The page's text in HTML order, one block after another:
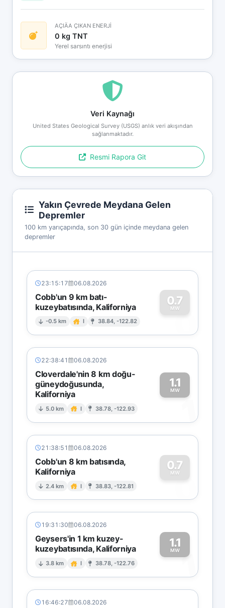
AÇIÄA ÇIKAN ENERJİ
0 kg TNT
Yerel sarsıntı enerjisi
Veri Kaynağı
United States Geological Survey (USGS) anlık veri akışından
sağlanmaktadır.
Resmi Rapora Git
Yakın Çevrede Meydana Gelen
Depremler
100 km yarıçapında, son 30 gün içinde meydana gelen
depremler
23:15:17 06.08.2026
Cobb'un 9 km batı-
kuzeybatısında, Kaliforniya
-0.5 km I 38.84, -122.82
0.7
MW
0
22:38:41 06.08.2026
Cloverdale'nin 8 km doğu-
güneydoğusunda,
Kaliforniya
5.0 km I 38.78, -122.93
1.1
MW
1
21:38:51 06.08.2026
Cobb'un 8 km batısında,
Kaliforniya
2.4 km I 38.83, -122.81
0.7
MW
0
19:31:30 06.08.2026
Geysers'in 1 km kuzey-
kuzeybatısında, Kaliforniya
3.8 km I 38.78, -122.76
1.1
MW1
16:46:27 06.08.2026